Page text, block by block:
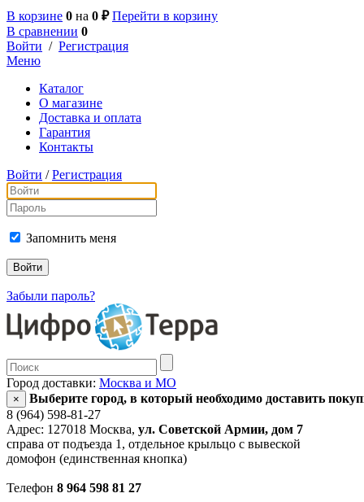
В корзине 0 на 0 ₽ Перейти в корзину
В сравнении 0
Войти / Регистрация
Меню
Каталог
О магазине
Доставка и оплата
Гарантия
Контакты
Войти / Регистрация
Запомнить меня
Забыли пароль?
Город доставки: Москва и МО
×
Выберите город, в который необходимо доставить
8 (964) 598-81-27
Адрес: 127018 Москва, ул. Советской Армии, дом 7
справа от подъезда 1, отдельное крыльцо с вывеской
домофон (единственная кнопка)
Телефон 8 964 598 81 27